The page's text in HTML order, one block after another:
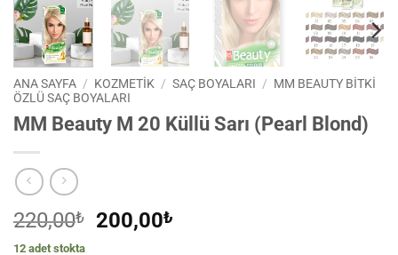
ANA SAYFA / KOZMETİK / SAÇ BOYALARI / MM BEAUTY BİTKİ
ÖZLÜ SAÇ BOYALARI
MM Beauty M 20 Küllü Sarı (Pearl Blond)
220,00₺
Orijinal
200,00₺
12 adet stokta